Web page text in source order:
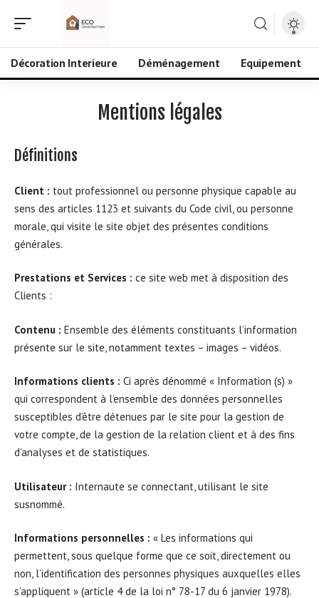
Décoration Interieure Déménagement Equipement
Mentions légales
Définitions
Client : tout professionnel ou personne physique capable au
sens des articles 1123 et suivants du Code civil, ou personne
morale, qui visite le site objet des présentes conditions
générales.
Prestations et Services : ce site web met à disposition des
Clients :
Contenu : Ensemble des éléments constituants l’information
présente sur le site, notamment textes – images – vidéos.
Informations clients : Ci après dénommé « Information (s) »
qui correspondent à l’ensemble des données personnelles
susceptibles d’être détenues par le site pour la gestion de
votre compte, de la gestion de la relation client et à des fins
d’analyses et de statistiques.
Utilisateur : Internaute se connectant, utilisant le site
susnommé.
Informations personnelles : « Les informations qui
permettent, sous quelque forme que ce soit, directement ou
non, l’identification des personnes physiques auxquelles elles
s’appliquent » (article 4 de la loi n° 78-17 du 6 janvier 1978).